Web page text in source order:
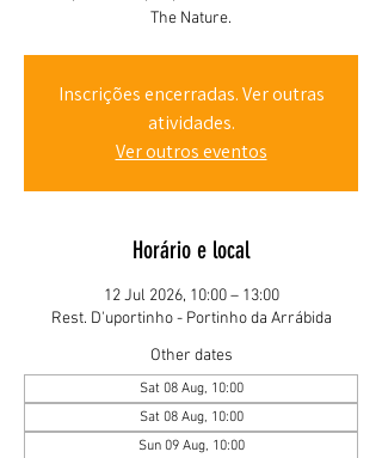
The Nature.
Inscrições encerradas. Ver outras
atividades.
Ver outros eventos
Horário e local
12 Jul 2026, 10:00 – 13:00
Rest. D'uportinho - Portinho da Arrábida
Other dates
Sat 08 Aug, 10:00
Sat 08 Aug, 10:00
Sun 09 Aug, 10:00